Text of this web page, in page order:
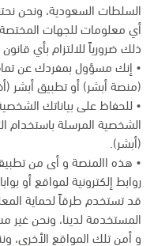
السلطات السعودية، ونحن
أي معلومات للجهات
ذلك ضرورياً للالتزام بأي
• إنك مسؤول بمفردك عن
(منصة أبشر) أو تطبيق أبشر
• للحفاظ على بياناتك
الشخصية المرسلة باستخدام
(أبشر).
• هذه االمنصة و أى من
روابط إلكترونية لمواقع أو
قد تستخدم طرقاً لحماية
المستخدمة لدينا، ونحن
و أمن تلك المواقع الأخرى،